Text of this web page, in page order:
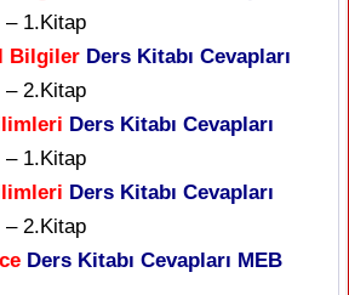
– 1.Kitap
Bilgiler Ders Kitabı Cevapları
– 2.Kitap
Ders Kitabı Cevapları
– 1.Kitap
Ders Kitabı Cevapları
– 2.Kitap
Ders Kitabı Cevapları MEB